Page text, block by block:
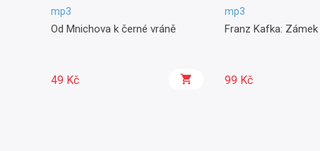
mp3
Od Mnichova k černé vráně
49 Kč
mp3
Franz Kafka: Zámek
99 Kč